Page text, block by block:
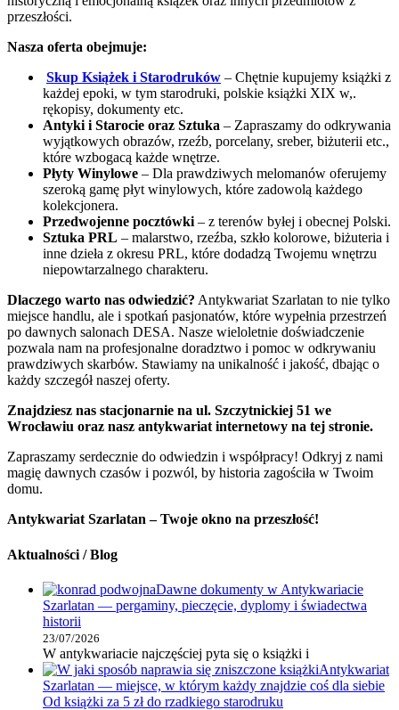
przeszłości.
Nasza oferta obejmuje:
Skup Książek i Starodruków – Chętnie kupujemy książki z
każdej epoki, w tym starodruki, polskie książki XIX w,.
rękopisy, dokumenty etc.
Antyki i Starocie oraz Sztuka – Zapraszamy do odkrywania
wyjątkowych obrazów, rzeźb, porcelany, sreber, biżuterii etc.,
które wzbogacą każde wnętrze.
Płyty Winylowe – Dla prawdziwych melomanów oferujemy
szeroką gamę płyt winylowych, które zadowolą każdego
kolekcjonera.
Przedwojenne pocztówki– z terenów byłej i obecnej Polski.
Sztuka PRL – malarstwo, rzeźba, szkło kolorowe, biżuteria i
inne dzieła z okresu PRL, które dodadzą Twojemu wnętrzu
niepowtarzalnego charakteru.
Dlaczego warto nas odwiedzić? Antykwariat Szarlatan to nie tylko
miejsce handlu, ale i spotkań pasjonatów, które wypełnia przestrzeń
po dawnych salonach DESA. Nasze wieloletnie doświadczenie
pozwala nam na profesjonalne doradztwo i pomoc w odkrywaniu
prawdziwych skarbów. Stawiamy na unikalność i jakość, dbając o
każdy szczegół naszej oferty.
Znajdziesz nas stacjonarnie na ul. Szczytnickiej 51 we
Wrocławiu oraz nasz antykwariat internetowy na tej stronie.
Zapraszamy serdecznie do odwiedzin i współpracy! Odkryj z nami
magię dawnych czasów i pozwól, by historia zagościła w Twoim
domu.
Antykwariat Szarlatan – Twoje okno na przeszłość!
Aktualności / Blog
Dawne dokumenty w Antykwariacie
Szarlatan — pergaminy, pieczęcie, dyplomy i świadectwa
historii
23/07/2026
W antykwariacie najczęściej pyta się o książki i
Antykwariat
Szarlatan — miejsce, w którym każdy znajdzie coś dla siebie
Od książki za 5 zł do rzadkiego starodruku